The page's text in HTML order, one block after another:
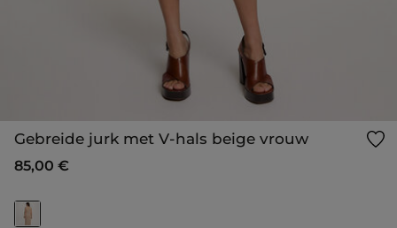
Gebreide jurk met V-hals beige vrouw
85,00 €